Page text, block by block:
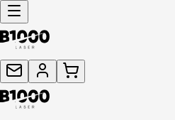
Каталог подарунків з